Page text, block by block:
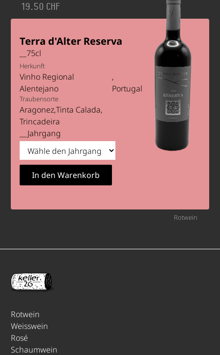
19.50 CHF
Terra d'Alter Reserva
75cl
Herkunft
Vinho Regional
Alentejano
Portugal
Traubensorte
AragonezTinta Calada
Trincadeira
Jahrgang
Rotwein
Rotwein
Weisswein
Rosé
Schaumwein